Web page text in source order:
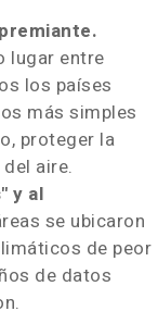
lugar entre
los países
más simples
proteger la
aire.
y al
se ubicaron
de peor
de datos